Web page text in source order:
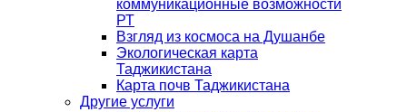
коммуникационные возможности
РТ
Взгляд из космоса на Душанбе
Экологическая карта
Таджикистана
Карта почв Таджикистана
Другие услуги